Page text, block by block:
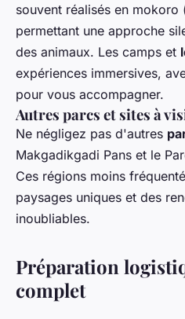
souvent réalisés en
permettant une approche
des animaux. Les camps et
expériences immersives,
pour vous accompagner.
Autres parcs et sites à
Ne négligez pas d'autres
Makgadikgadi Pans et le
Ces régions moins
paysages uniques et des
inoubliables.
Préparation
complet